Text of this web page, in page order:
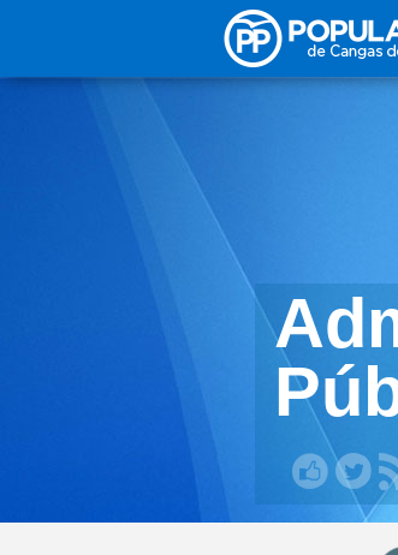
Pasar al contenido principal